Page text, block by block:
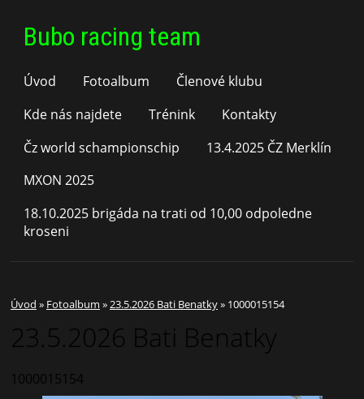
Bubo racing team
Úvod Fotoalbum
Členové klubu
Kde nás najdete
Trénink
Kontakty
Čz world schampionschip
13.4.2025 ČZ Merklín
MXON 2025
18.10.2025 brigáda na trati od 10,00 odpoledne
kroseni
Úvod » Fotoalbum »23.5.2026 Bati Benatky» 1000015154
23.5.2026 Bati Benatky
1000015154